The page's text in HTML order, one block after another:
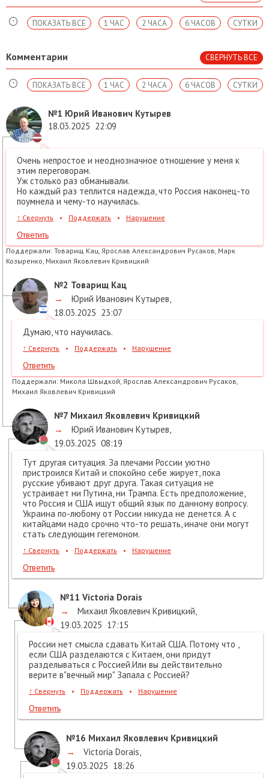
СУТКИ
6 ЧАСОВ
2 ЧАСА
1 ЧАС
ПОКАЗАТЬ ВСЕ
Комментарии СВЕРНУТЬ ВСЕ
СУТКИ
6 ЧАСОВ
2 ЧАСА
1 ЧАС
ПОКАЗАТЬ ВСЕ
№1 Юрий Иванович Кутырев
18.03.2025 22:09
Очень непростое и неоднозначное отношение у меня к
этим переговорам.
Уж столько раз обманывали.
Но каждый раз теплится надежда, что Россия наконец-то
поумнела и чему-то научилась.
↑ Свернуть • Поддержать • Нарушение
Ответить
Поддержали: Товарищ Кац, Ярослав Александрович Русаков, Марк
Козыренко, Михаил Яковлевич Кривицкий
№2 Товарищ Кац
→
Юрий Иванович Кутырев,
18.03.2025 23:07
Думаю, что научилась.
↑ Свернуть • Поддержать • Нарушение
Ответить
Поддержали: Микола Швыдкой, Ярослав Александрович Русаков,
Михаил Яковлевич Кривицкий
№7 Михаил Яковлевич Кривицкий
→
Юрий Иванович Кутырев,
19.03.2025 08:19
Тут другая ситуация. За плечами России уютно
пристроился Китай и спокойно себе жирует, пока
русские убивают друг друга. Такая ситуация не
устраивает ни Путина, ни Трампа. Есть предположение,
что Россия и США ищут общий язык по данному вопросу.
Украина по-любому от России никуда не денется. А с
китайцами надо срочно что-то решать, иначе они могут
стать следующим гегемоном.
↑ Свернуть • Поддержать • Нарушение
Ответить
№11 Victoria Dorais
→
Михаил Яковлевич Кривицкий,
19.03.2025 17:15
России нет смысла сдавать Китай США. Потому что ,
если США разделаются с Китаем, они придут
разделываться с Россией.Или вы действительно
верите в"вечный мир" Запала с Россией?
↑ Свернуть • Поддержать • Нарушение
Ответить
№16 Михаил Яковлевич Кривицкий
→
Victoria Dorais,
19.03.2025 18:26